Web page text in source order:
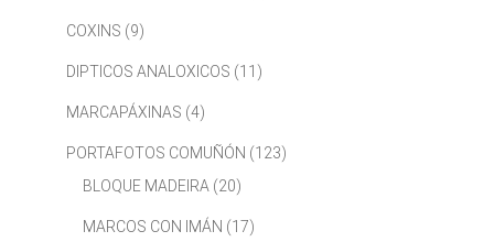
COXINS (9)
DIPTICOS ANALOXICOS (11)
MARCAPÁXINAS (4)
PORTAFOTOS COMUÑÓN (123)
BLOQUE MADEIRA (20)
MARCOS CON IMÁN (17)